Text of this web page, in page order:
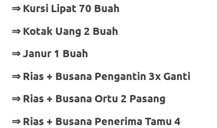
⇒ Kursi Lipat 70 Buah
⇒ Kotak Uang 2 Buah
⇒ Janur 1 Buah
⇒ Rias + Busana Pengantin 3x Ganti
⇒ Rias + Busana Ortu 2 Pasang
⇒ Rias + Busana Penerima Tamu 4